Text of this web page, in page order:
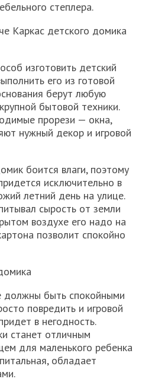
степлера.
Каркас детского домика
изготовить детский
его из готовой
берут любую
бытовой техники.
прорези — окна,
нужный декор и игровой
боится влаги, поэтому
исключительно в
летний день на улице.
сырость от земли
воздухе его надо на
позволит спокойно
быть спокойными
повредить и игровой
в негодность.
станет отличным
для маленького ребенка
обладает